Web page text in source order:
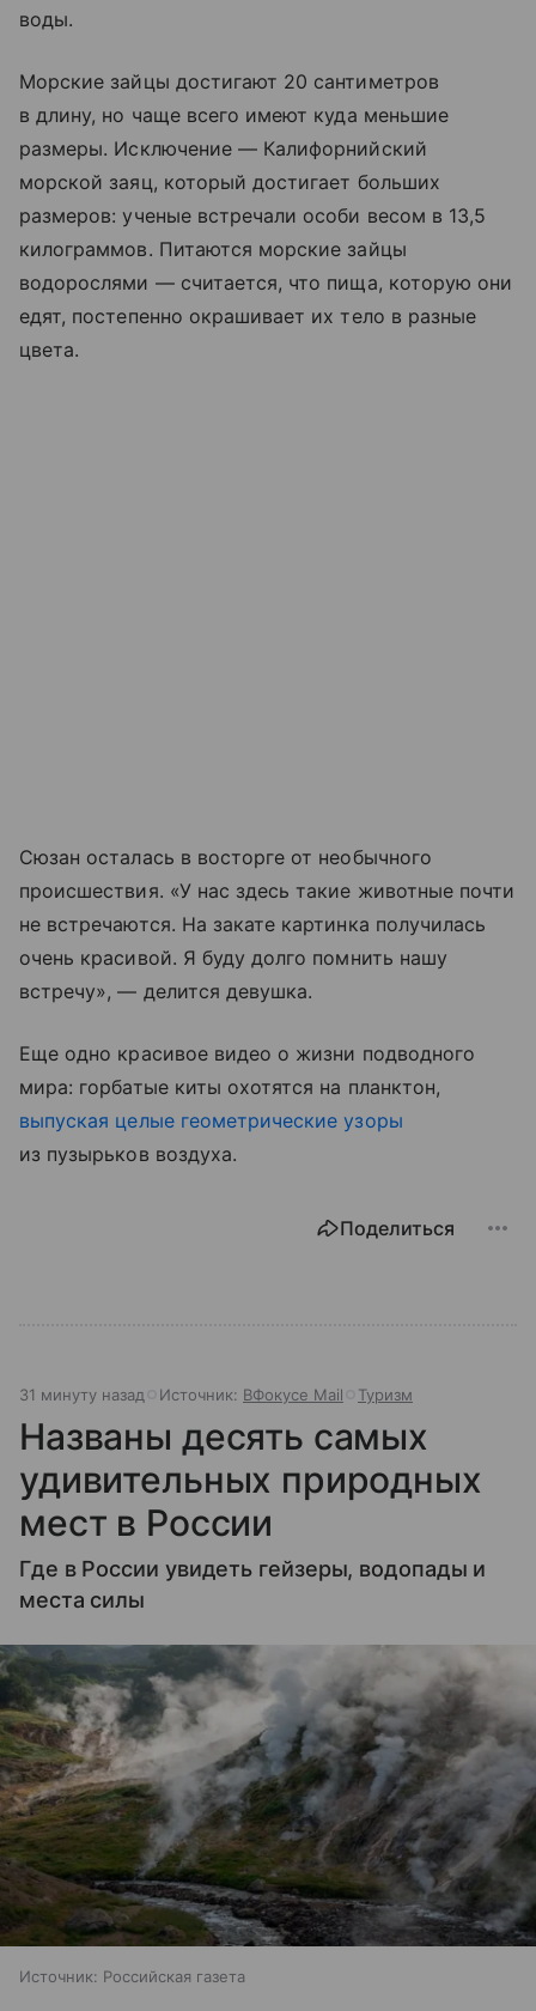
воды.
Морские зайцы достигают 20 сантиметров
в длину, но чаще всего имеют куда меньшие
размеры. Исключение — Калифорнийский
морской заяц, который достигает больших
размеров: ученые встречали особи весом в 13,5
килограммов. Питаются морские зайцы
водорослями — считается, что пища, которую они
едят, постепенно окрашивает их тело в разные
цвета.
Сюзан осталась в восторге от необычного
происшествия. «У нас здесь такие животные почти
не встречаются. На закате картинка получилась
очень красивой. Я буду долго помнить нашу
встречу», — делится девушка.
Еще одно красивое видео о жизни подводного
мира: горбатые киты охотятся на планктон,
выпуская целые геометрические узоры
из пузырьков воздуха.
Поделиться
31 минуту назад Источник: ВФокусе Mail Туризм
Названы десять самых
удивительных природных
мест в России
Где в России увидеть гейзеры, водопады и
места силы
Источник: Российская газета